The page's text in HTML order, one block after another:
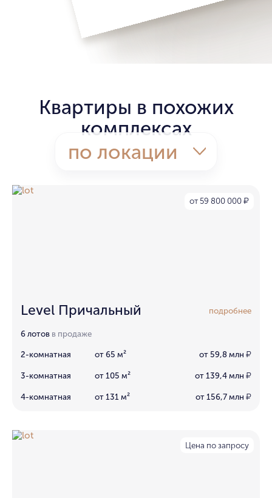
Квартиры в похожих
комплексах
по локации
от 59 800 000 ₽
Level Причальный подробнее
6 лотов в продаже
2-комнатная от 65 м² от 59,8 млн ₽
3-комнатная от 105 м² от 139,4 млн ₽
4-комнатная от 131 м² от 156,7 млн ₽
Цена по запросу